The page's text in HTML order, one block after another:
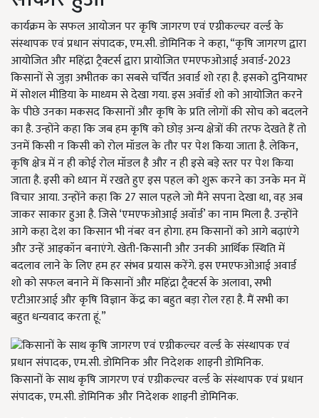
कार्यक्रम के सफल आयोजन पर कृषि जागरण एवं एग्रीकल्चर वर्ल्ड के
संस्थापक एवं प्रधान संपादक, एम.सी. डोमिनिक ने कहा, “कृषि जागरण द्वारा
आयोजित और महिंद्रा ट्रैक्टर्स द्वारा प्रायोजित एमएफओआई अवार्ड-2023
किसानों से जुड़ा अभीतक का सबसे चर्चित अवार्ड शो रहा है. इसको दुनियाभर
में सोशल मीडिया के माध्यम से देखा गया. इस अवॉर्ड शो को आयोजित करने
के पीछे उनका मकसद किसानों और कृषि के प्रति लोगों की सोच को बदलने
का है. उन्होंने कहा कि जब हम कृषि को छोड़ अन्य क्षेत्रों की तरफ देखते हैं तो
उनमें किसी न किसी को रोल मॉडल के तौर पर पेश किया जाता है. लेकिन,
कृषि क्षेत्र में न ही कोई रोल मॉडल है और न ही इसे बड़े स्तर पर पेश किया
जाता है. इसी को ध्यान में रखते हुए इस पहल को शुरू करने का उनके मन में
विचार आया. उन्होंने कहा कि 27 साल पहले जो मैंने सपना देखा था, वह अब
जाकर साकार हुआ है. जिसे ‘एमएफओआई अवॉर्ड’ का नाम मिला है. उन्होंने
आगे कहा देश का किसान भी नंबर वन होगा. हम किसानों को आगे बढ़ाएंगे
और उन्हें आइकॉन बनाएंगे. खेती-किसानी और उनकी आर्थिक स्थिति में
बदलाव लाने के लिए हम हर संभव प्रयास करेंगे. इस एमएफओआई अवार्ड
शो को सफल बनाने में किसानों और महिंद्रा ट्रैक्टर्स के अलावा, सभी
एटीआरआई और कृषि विज्ञान केंद्र का बहुत बड़ा रोल रहा है. मैं सभी का
बहुत धन्यवाद करता हूं.”
किसानों के साथ कृषि जागरण एवं एग्रीकल्चर वर्ल्ड के संस्थापक एवं प्रधान
संपादक, एम.सी. डोमिनिक और निदेशक शाइनी डोमिनिक.